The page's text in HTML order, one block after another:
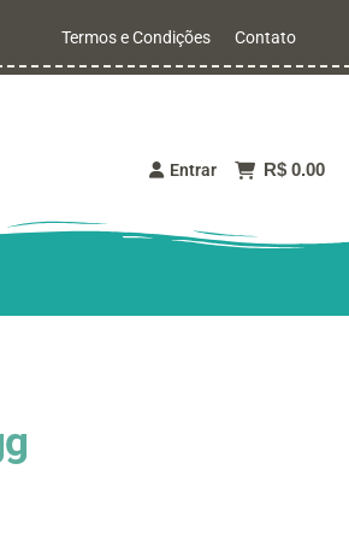
Termos e Condições Contato
Entrar R$ 0.00